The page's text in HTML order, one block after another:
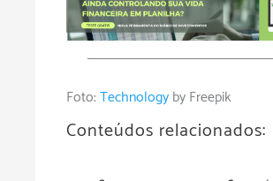
Foto:Technologyby Freepik
Conteúdos relacionados: